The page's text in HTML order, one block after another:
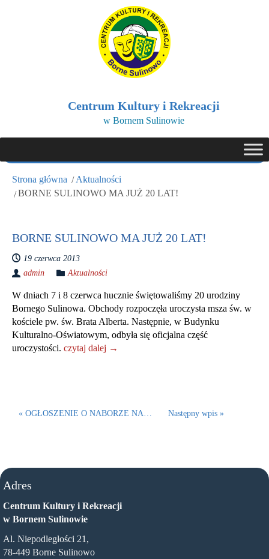
Centrum Kultury i Rekreacji
w Bornem Sulinowie
Strona główna
Aktualności
BORNE SULINOWO MA JUŻ 20 LAT!
BORNE SULINOWO MA JUŻ 20 LAT!
19 czerwca 2013
admin
Aktualności
W dniach 7 i 8 czerwca hucznie świętowaliśmy 20 urodziny
Bornego Sulinowa. Obchody rozpoczęła uroczysta msza św. w
kościele pw. św. Brata Alberta. Następnie, w Budynku
Kulturalno-Oświatowym, odbyła się oficjalna część
uroczystości. czytaj dalej →
« OGŁOSZENIE O NABORZE NA… Następny wpis »
Adres
Centrum Kultury i Rekreacji
w Bornem Sulinowie
Al. Niepodległości 21,
78-449 Borne Sulinowo